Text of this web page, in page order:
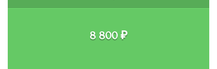
8 800 ₽